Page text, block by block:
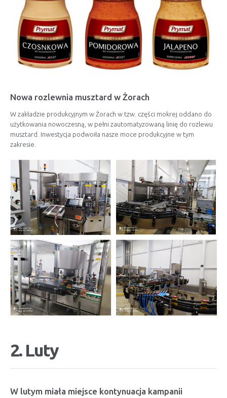
Nowa rozlewnia musztard w Żorach
W zakładzie produkcyjnym w Żorach w tzw. części mokrej oddano do
użytkowania nowoczesną, w pełni zautomatyzowaną linię do rozlewu
musztard. Inwestycja podwoiła nasze moce produkcyjne w tym
zakresie.
2. Luty
W lutym miała miejsce kontynuacja kampanii